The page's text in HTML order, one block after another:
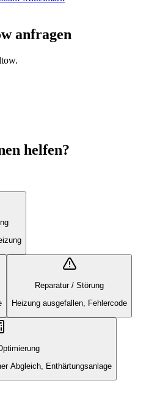
anfragen
helfen?
Reparatur / Störung
Heizung ausgefallen, Fehlercode
Abgleich, Enthärtungsanlage